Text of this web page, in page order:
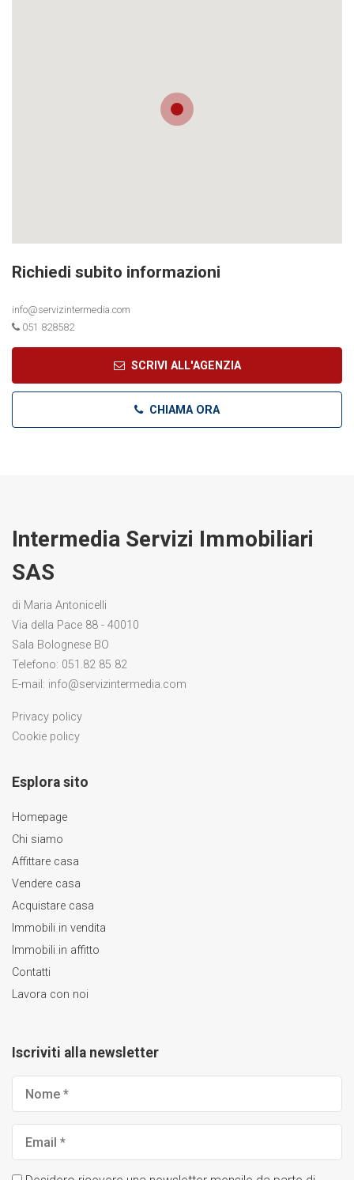
Richiedi subito informazioni
info@servizintermedia.com
051 828582
SCRIVI ALL'AGENZIA
CHIAMA ORA
Intermedia Servizi Immobiliari
SAS
di Maria Antonicelli
Via della Pace 88 - 40010
Sala Bolognese BO
Telefono: 051.82 85 82
E-mail: info@servizintermedia.com
Privacy policy
Cookie policy
Esplora sito
Homepage
Chi siamo
Affittare casa
Vendere casa
Acquistare casa
Immobili in vendita
Immobili in affitto
Contatti
Lavora con noi
Iscriviti alla newsletter
Nome
Email